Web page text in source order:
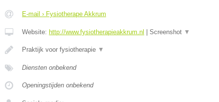
E-mail › Fysiotherape Akkrum
Website: http://www.fysiotherapieakkrum.nl | Screenshot ▼
Praktijk voor fysiotherapie ▼
Diensten onbekend
Openingstijden onbekend